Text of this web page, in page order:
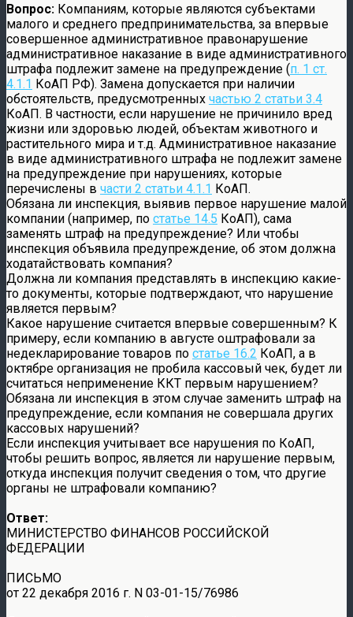
Вопрос: Компаниям, которые являются субъектами
малого и среднего предпринимательства, за впервые
совершенное административное правонарушение
административное наказание в виде административного
штрафа подлежит замене на предупреждение (п. 1 ст.
4.1.1 КоАП РФ). Замена допускается при наличии
обстоятельств, предусмотренных частью 2 статьи 3.4
КоАП. В частности, если нарушение не причинило вред
жизни или здоровью людей, объектам животного и
растительного мира и т.д. Административное наказание
в виде административного штрафа не подлежит замене
на предупреждение при нарушениях, которые
перечислены в части 2 статьи 4.1.1 КоАП.
Обязана ли инспекция, выявив первое нарушение малой
компании (например, по статье 14.5 КоАП), сама
заменять штраф на предупреждение? Или чтобы
инспекция объявила предупреждение, об этом должна
ходатайствовать компания?
Должна ли компания представлять в инспекцию какие-
то документы, которые подтверждают, что нарушение
является первым?
Какое нарушение считается впервые совершенным? К
примеру, если компанию в августе оштрафовали за
недекларирование товаров по статье 16.2 КоАП, а в
октябре организация не пробила кассовый чек, будет ли
считаться неприменение ККТ первым нарушением?
Обязана ли инспекция в этом случае заменить штраф на
предупреждение, если компания не совершала других
кассовых нарушений?
Если инспекция учитывает все нарушения по КоАП,
чтобы решить вопрос, является ли нарушение первым,
откуда инспекция получит сведения о том, что другие
органы не штрафовали компанию?
Ответ:
МИНИСТЕРСТВО ФИНАНСОВ РОССИЙСКОЙ
ФЕДЕРАЦИИ
ПИСЬМО
от 22 декабря 2016 г. N 03-01-15/76986